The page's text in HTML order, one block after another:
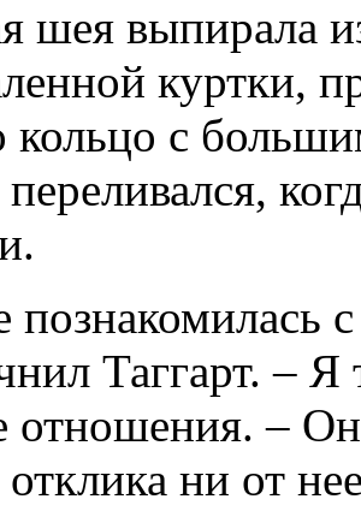
шея выпирала
куртки,
кольцо с
Таггарт. – Я
отношения. –
ни от